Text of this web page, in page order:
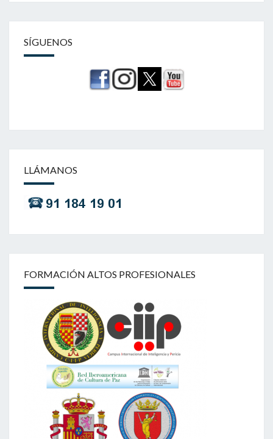
SÍGUENOS
LLÁMANOS
FORMACIÓN ALTOS PROFESIONALES